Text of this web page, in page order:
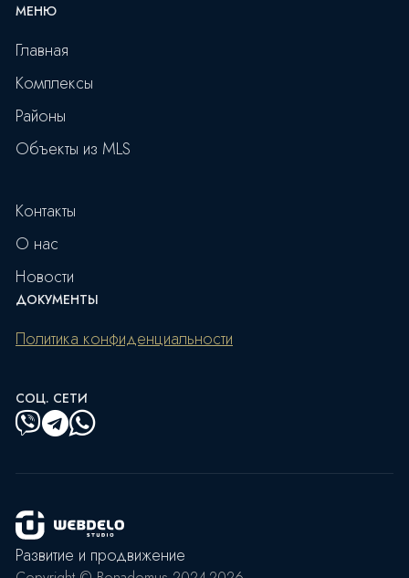
МЕНЮ
Главная
Комплексы
Районы
Объекты из MLS
Контакты
О нас
Новости
ДОКУМЕНТЫ
Политика конфиденциальности
СОЦ. СЕТИ
Развитие и продвижение